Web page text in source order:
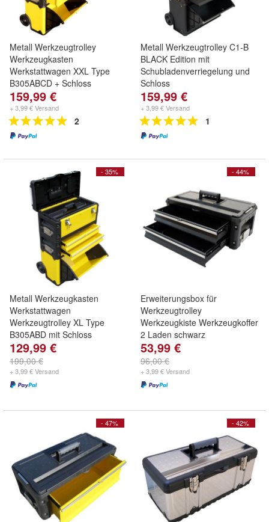
Metall Werkzeugtrolley
Werkzeugkasten
Werkstattwagen XXL Type
B305ABCD + Schloss
159,99 €
+ 3,99 € Versand
2
Metall Werkzeugtrolley C1-B
BLACK Edition mit
Schubladenverriegelung und
Schloss
159,99 €
+ 3,99 € Versand
1
- 35%
Metall Werkzeugkasten
Werkstattwagen
Werkzeugtrolley XL Type
B305ABD mit Schloss
129,99 €
199,00 €
+ 3,99 € Versand
- 44%
Erweiterungsbox für
Werkzeugtrolley
Werkzeugkiste Werkzeugkoffer
2 Laden schwarz
53,99 €
96,00 €
+ 3,99 € Versand
- 47% - 42%